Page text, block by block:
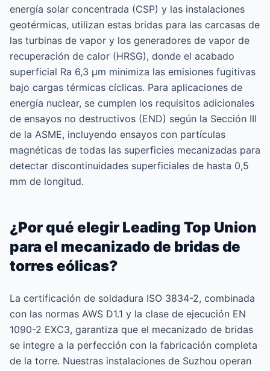
energía solar concentrada (CSP) y las instalaciones
geotérmicas, utilizan estas bridas para las carcasas de
las turbinas de vapor y los generadores de vapor de
recuperación de calor (HRSG), donde el acabado
superficial Ra 6,3 μm minimiza las emisiones fugitivas
bajo cargas térmicas cíclicas. Para aplicaciones de
energía nuclear, se cumplen los requisitos adicionales
de ensayos no destructivos (END) según la Sección III
de la ASME, incluyendo ensayos con partículas
magnéticas de todas las superficies mecanizadas para
detectar discontinuidades superficiales de hasta 0,5
mm de longitud.
¿Por qué elegir Leading Top Union
para el mecanizado de bridas de
torres eólicas?
La certificación de soldadura ISO 3834-2, combinada
con las normas AWS D1.1 y la clase de ejecución EN
1090-2 EXC3, garantiza que el mecanizado de bridas
se integre a la perfección con la fabricación completa
de la torre. Nuestras instalaciones de Suzhou operan